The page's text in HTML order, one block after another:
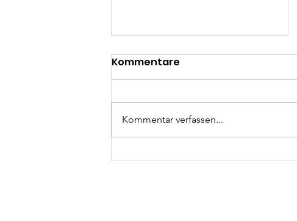
Rückblick Hilari 2024
Kommentare
Kommentar verfassen...